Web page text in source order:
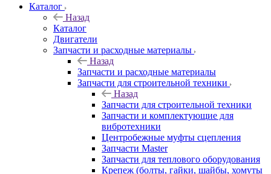
Каталог
Назад
Каталог
Двигатели
Запчасти и расходные материалы
Назад
Запчасти и расходные материалы
Запчасти для строительной техники
Назад
Запчасти для строительной техники
Запчасти и комплектующие для
вибротехники
Центробежные муфты сцепления
Запчасти Master
Запчасти для теплового оборудования
Крепеж (болты, гайки, шайбы, хомуты